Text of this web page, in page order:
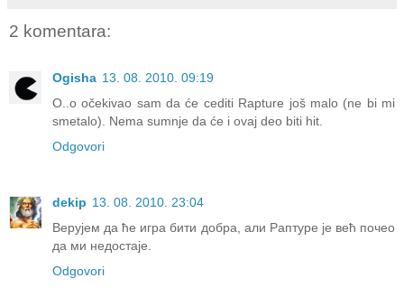
2 komentara:
Ogisha 13. 08. 2010. 09:19
O..o očekivao sam da će cediti Rapture još malo (ne bi mi
smetalo). Nema sumnje da će i ovaj deo biti hit.
Odgovori
dekip 13. 08. 2010. 23:04
Верујем да ће игра бити добра, али Раптуре је већ почео
да ми недостаје.
Odgovori